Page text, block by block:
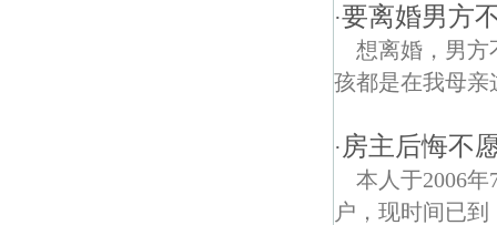
·要离婚男方
想离婚，男方
孩都是在我母亲
· 房主后悔不
本人于2006
户，现时间已